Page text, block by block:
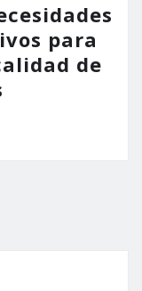
para
de